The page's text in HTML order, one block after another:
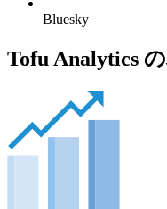
Bluesky
Tofu Analytics